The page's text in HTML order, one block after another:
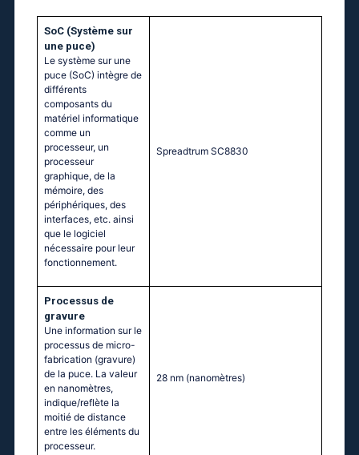
SoC (Système sur
une puce)
Le système sur une
puce (SoC) intègre de
différents
composants du
matériel informatique
comme un
processeur, un
processeur
graphique, de la
mémoire, des
périphériques, des
interfaces, etc. ainsi
que le logiciel
nécessaire pour leur
fonctionnement.
Sрrеаdtrum SС8830
Processus de
gravure
Une information sur le
processus de micro-
fabrication (gravure)
de la puce. La valeur
en nanomètres,
indique/reflète la
moitié de distance
entre les éléments du
processeur.
28 nm (nanomètres)